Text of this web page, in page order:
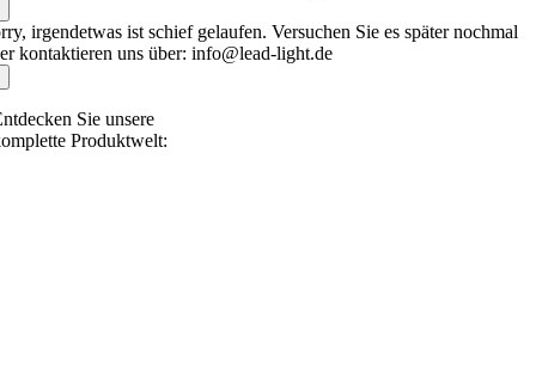
irgendetwas ist schief gelaufen. Versuchen Sie es später nochmal
kontaktieren uns über: info@lead-light.de
Sie unsere
Produktwelt: